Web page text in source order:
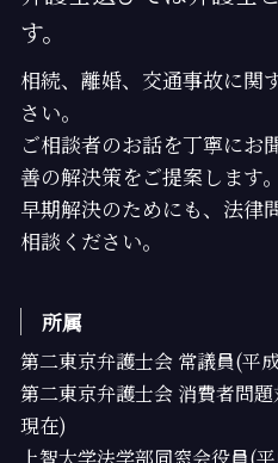
す。
相続、離婚、交通事故に関
さい。
ご相談者のお話を丁寧にお
善の解決策をご提案します。
早期解決のためにも、法律
相談ください。
所属
第二東京弁護士会 常議員(平
第二東京弁護士会 消費者問
現在)